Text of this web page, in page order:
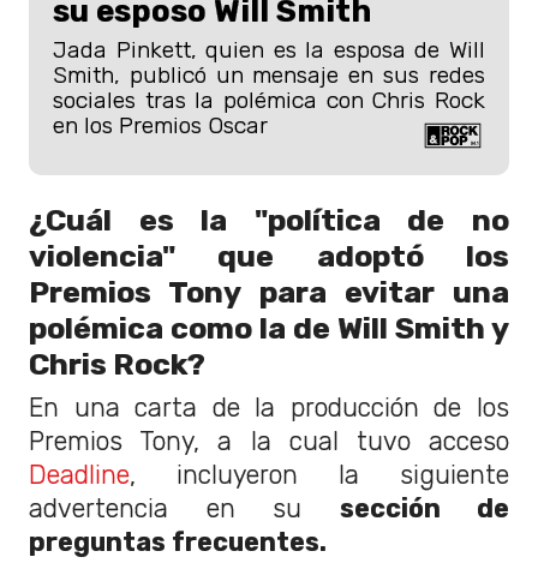
su esposo Will Smith
Jada Pinkett, quien es la esposa de Will
Smith, publicó un mensaje en sus redes
sociales tras la polémica con Chris Rock
en los Premios Oscar
¿Cuál es la "política de no
violencia" que adoptó los
Premios Tony para evitar una
polémica como la de Will Smith y
Chris Rock?
En una carta de la producción de los
Premios Tony, a la cual tuvo acceso
Deadline, incluyeron la siguiente
advertencia en su sección de
preguntas frecuentes.